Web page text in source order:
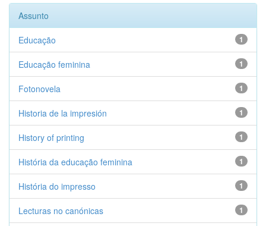
Assunto
1
Educação
1
Educação feminina
1
Fotonovela
1
Historia de la impresión
1
History of printing
1
História da educação feminina
1
História do impresso
1
Lecturas no canónicas